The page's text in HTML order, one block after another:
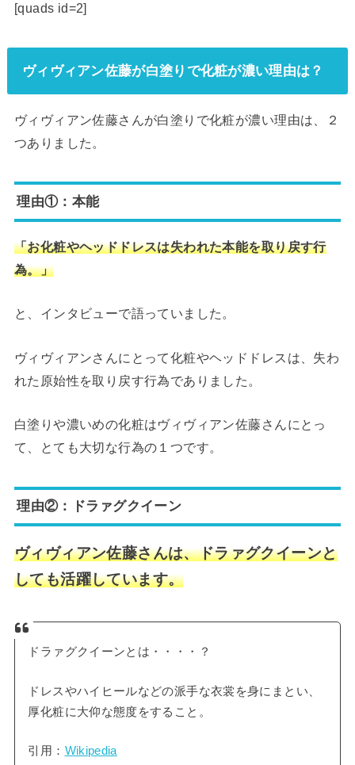
[quads id=2]
ヴィヴィアン佐藤が白塗りで化粧が濃い理由は？
ヴィヴィアン佐藤さんが白塗りで化粧が濃い理由は、２
つありました。
理由①：本能
「お化粧やヘッドドレスは失われた本能を取り戻す行
為。」
と、インタビューで語っていました。
ヴィヴィアンさんにとって化粧やヘッドドレスは、失わ
れた原始性を取り戻す行為でありました。
白塗りや濃いめの化粧はヴィヴィアン佐藤さんにとっ
て、とても大切な行為の１つです。
理由②：ドラァグクイーン
ヴィヴィアン佐藤さんは、ドラァグクイーンと
しても活躍しています。
ドラァグクイーンとは・・・・？
ドレスやハイヒールなどの派手な衣裳を身にまとい、
厚化粧に大仰な態度をすること。
引用： Wikipedia